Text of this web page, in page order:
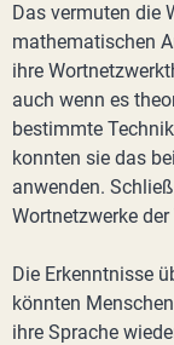
Das vermuten die
mathematischen
ihre
auch wenn es
bestimmte
konnten sie das
anwenden.
Wortnetzwerke
Die Erkenntnisse
könnten
ihre Sprache